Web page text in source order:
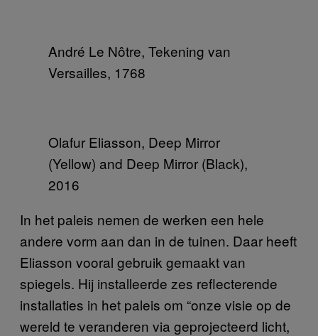
André Le Nôtre, Tekening van
Versailles, 1768
Olafur Eliasson, Deep Mirror
(Yellow) and Deep Mirror (Black),
2016
In het paleis nemen de werken een hele
andere vorm aan dan in de tuinen. Daar heeft
Eliasson vooral gebruik gemaakt van
spiegels. Hij installeerde zes reflecterende
installaties in het paleis om “onze visie op de
wereld te veranderen via geprojecteerd licht,